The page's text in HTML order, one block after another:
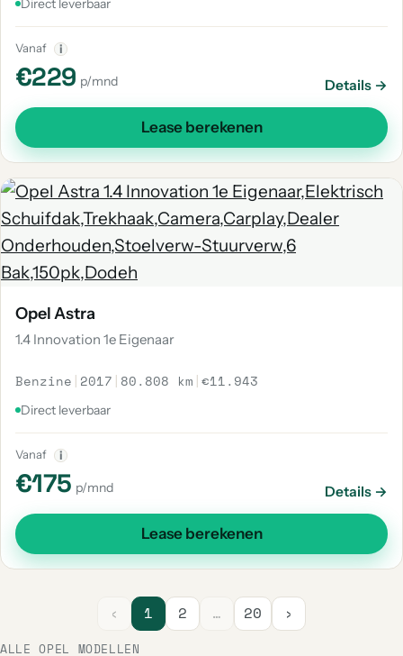
Direct leverbaar
Vanaf i
€229 p/mnd Details →
Lease berekenen
Opel Astra
1.4 Innovation 1e Eigenaar
Benzine | 2017 | 80.808 km |€11.943
Direct leverbaar
Vanaf i
€175 p/mnd Details →
Lease berekenen
‹ 1 2 … 20 ›
ALLE OPEL MODELLEN